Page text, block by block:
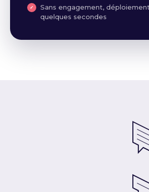
Sans engagement,
quelques secondes